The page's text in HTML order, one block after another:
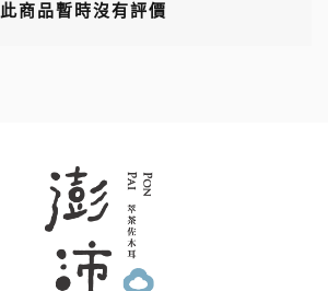
此商品暫時沒有評價